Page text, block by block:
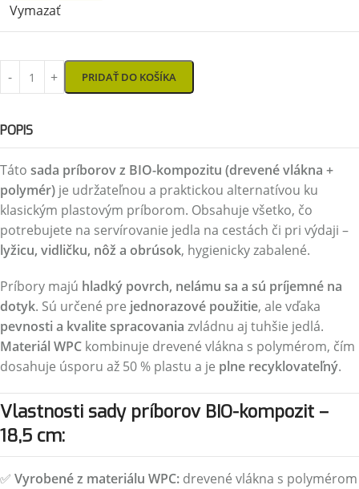
Vymazať
PRIDAŤ DO KOŠÍKA
POPIS
Táto sada príborov z BIO-kompozitu (drevené vlákna +
polymér) je udržateľnou a praktickou alternatívou ku
klasickým plastovým príborom. Obsahuje všetko, čo
potrebujete na servírovanie jedla na cestách či pri výdaji –
lyžicu, vidličku, nôž a obrúsok, hygienicky zabalené.
Príbory majú hladký povrch, nelámu sa a sú príjemné na
dotyk. Sú určené pre jednorazové použitie, ale vďaka
pevnosti a kvalite spracovania zvládnu aj tuhšie jedlá.
Materiál WPC kombinuje drevené vlákna s polymérom, čím
dosahuje úsporu až 50 % plastu a je plne recyklovateľný.
Vlastnosti sady príborov BIO-kompozit –
18,5 cm:
✅ Vyrobené z materiálu WPC: drevené vlákna s polymérom